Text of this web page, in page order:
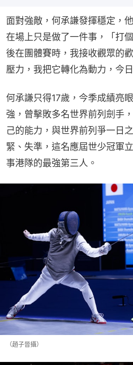
面對強敵，何承謙發揮穩定，
在場上只是做了一件事，「打
後在團體賽時，我接收觀眾的
壓力，我把它轉化為動力，今
何承謙只得17歲，今季成績亮
強，曾擊敗多名世界前列劍手
己的能力，與世界前列爭一日
緊、失準，這名應屆世少冠軍
事港隊的最強第三人。
（趙子晉攝）